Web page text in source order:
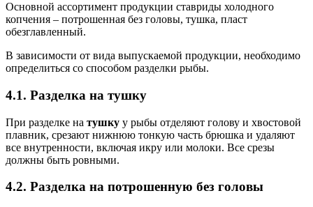
Основной ассортимент продукции ставриды холодного
копчения – потрошенная без головы, тушка, пласт
обезглавленный.
В зависимости от вида выпускаемой продукции, необходимо
определиться со способом разделки рыбы.
4.1. Разделка на тушку
При разделке на тушку у рыбы отделяют голову и хвостовой
плавник, срезают нижнюю тонкую часть брюшка и удаляют
все внутренности, включая икру или молоки. Все срезы
должны быть ровными.
4.2. Разделка на потрошенную без головы